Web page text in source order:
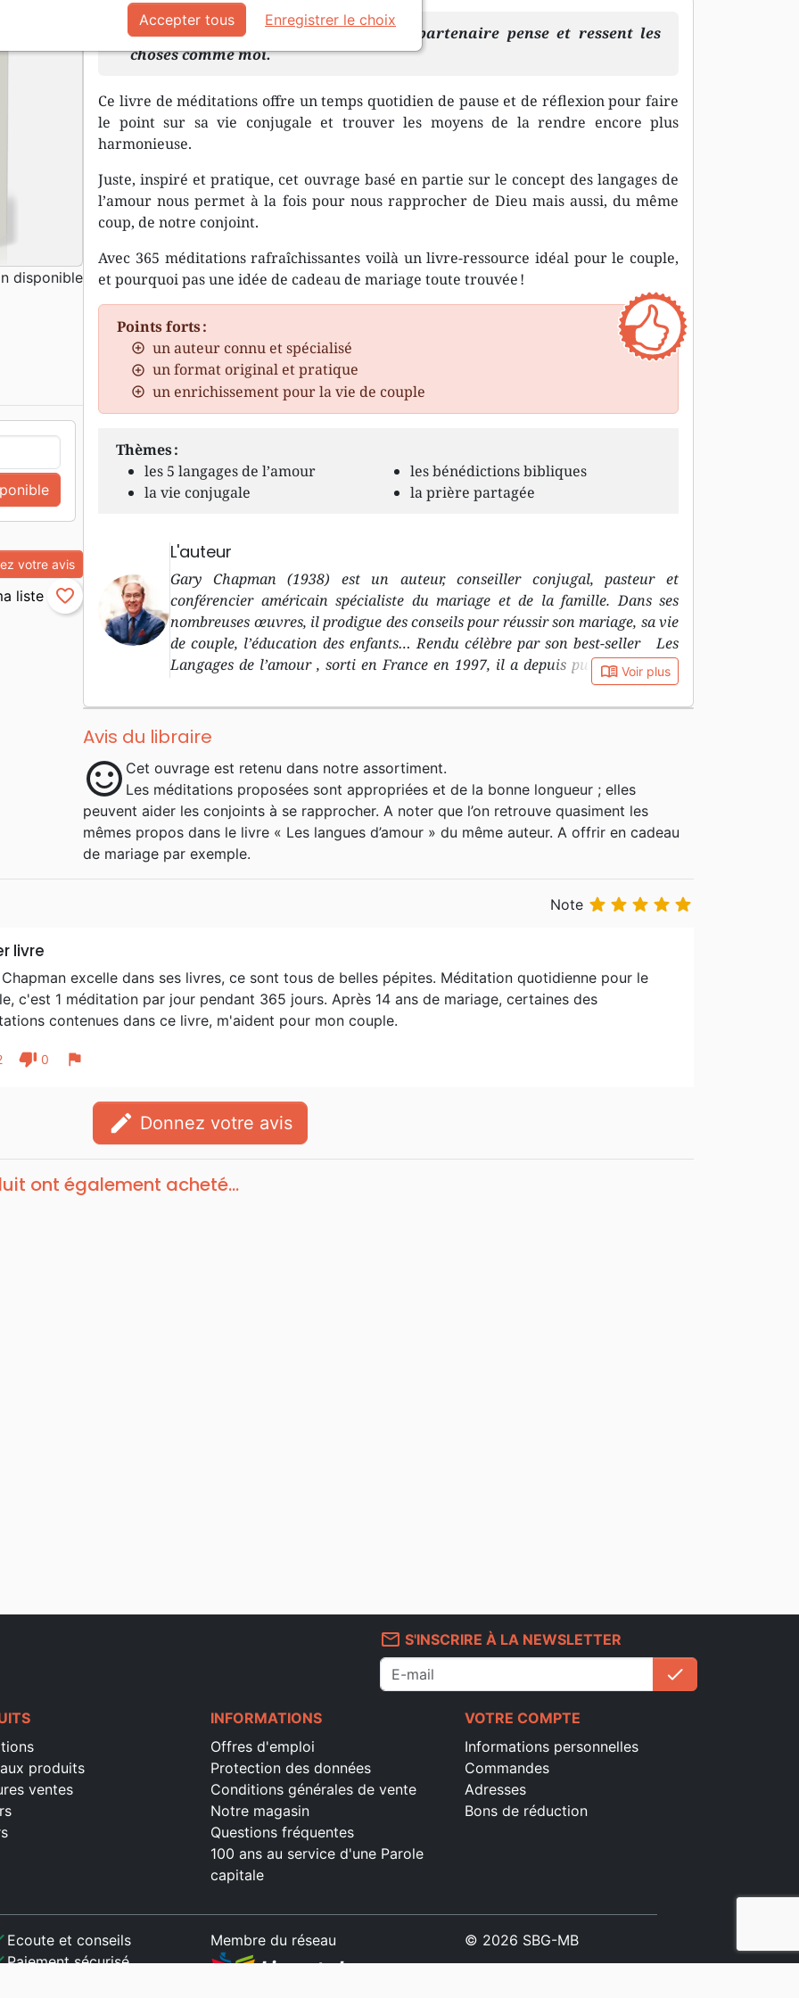
Garde-moi de présupposer que mon partenaire pense et ressent les
choses comme moi.
Ce livre de méditations offre un temps quotidien de pause et de réflexion pour faire
le point sur sa vie conjugale et trouver les moyens de la rendre encore plus
harmonieuse.
Juste, inspiré et pratique, cet ouvrage basé en partie sur le concept des langages de
l’amour nous permet à la fois pour nous rapprocher de Dieu mais aussi, du même
coup, de notre conjoint.
Avec 365 méditations rafraîchissantes voilà un livre-ressource idéal pour le couple,
et pourquoi pas une idée de cadeau de mariage toute trouvée !
Points forts :
un auteur connu et spécialisé
un format original et pratique
un enrichissement pour la vie de couple
Thèmes :
les 5 langages de l’amour
la vie conjugale
les bénédictions bibliques
la prière partagée
L'auteur
Gary Chapman (1938) est un auteur, conseiller conjugal, pasteur et
conférencier américain spécialiste du mariage et de la famille. Dans ses
nombreuses œuvres, il prodigue des conseils pour réussir son mariage, sa vie
de couple, l’éducation des enfants… Rendu célèbre par son best-seller Les
Langages de l’amour , sorti en France en 1997, il a depuis publié plusieurs
autres manuels explorant différents aspects de l’amour et du couple. Il a
étudié les sciences de l’éducation, la psychologie et l’anthropologie. Il a aussi
reçu une formation théologique grâce à laquelle il enseigne aux familles de
conjugal de renom il donne des conférences de villes en villes, organise des
séminaires sur le thème du mariage et des relations de couple et anime
l’émission de radio A Love Language Minute. Il dirige aussi "Marriage and
Family Life Consultants Inc.", une organisation dédiée au bien-être de la
famille et du couple. Il a épousé Karolyn avec qui il a eu deux enfants qui lui
ont donné deux petits-enfants.
book_open Voir plus
Avis du libraire
sentiment_satisfied Cet ouvrage est retenu dans notre assortiment.
Les méditations proposées sont appropriées et de la bonne longueur ; elles
peuvent aider les conjoints à se rapprocher. A noter que l’on retrouve quasiment les
mêmes propos dans le livre « Les langues d’amour » du même auteur. A offrir en cadeau
de mariage par exemple.
disponible
votre avis
favorite_border
Note     
livre
excelle dans ses livres, ce sont tous de belles pépites. Méditation quotidienne pour le
c'est 1 méditation par jour pendant 365 jours. Après 14 ans de mariage, certaines des
contenues dans ce livre, m'aident pour mon couple.
thumb_down 0 flag
edit Donnez votre avis
ont également acheté...
mail_outline S'INSCRIRE À LA NEWSLETTER
check
produits
ventes
INFORMATIONS
Offres d'emploi
Protection des données
Conditions générales de vente
Notre magasin
Questions fréquentes
100 ans au service d'une Parole
capitale
VOTRE COMPTE
Informations personnelles
Commandes
Adresses
Bons de réduction
Ecoute et conseils
Paiement sécurisé
Membre du réseau © 2026 SBG-MB
Accepter tous Enregistrer le choix